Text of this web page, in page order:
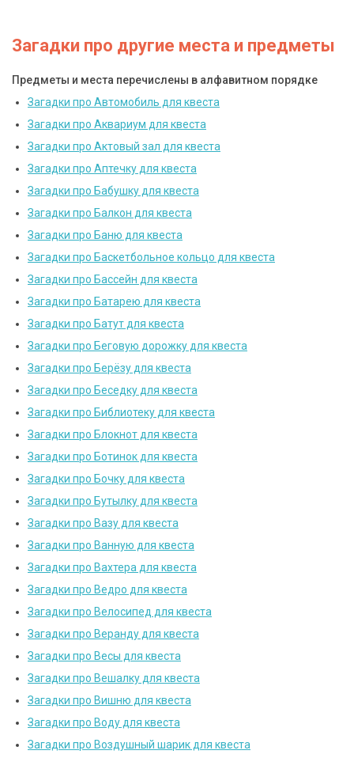
Загадки про другие места и предметы
Предметы и места перечислены в алфавитном порядке
Загадки про Автомобиль для квеста
Загадки про Аквариум для квеста
Загадки про Актовый зал для квеста
Загадки про Аптечку для квеста
Загадки про Бабушку для квеста
Загадки про Балкон для квеста
Загадки про Баню для квеста
Загадки про Баскетбольное кольцо для квеста
Загадки про Бассейн для квеста
Загадки про Батарею для квеста
Загадки про Батут для квеста
Загадки про Беговую дорожку для квеста
Загадки про Берёзу для квеста
Загадки про Беседку для квеста
Загадки про Библиотеку для квеста
Загадки про Блокнот для квеста
Загадки про Ботинок для квеста
Загадки про Бочку для квеста
Загадки про Бутылку для квеста
Загадки про Вазу для квеста
Загадки про Ванную для квеста
Загадки про Вахтера для квеста
Загадки про Ведро для квеста
Загадки про Велосипед для квеста
Загадки про Веранду для квеста
Загадки про Весы для квеста
Загадки про Вешалку для квеста
Загадки про Вишню для квеста
Загадки про Воду для квеста
Загадки про Воздушный шарик для квеста